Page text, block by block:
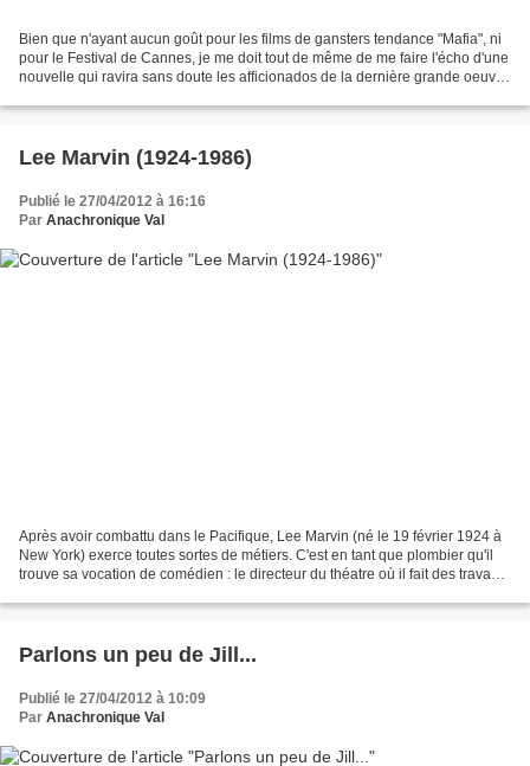
Bien que n'ayant aucun goût pour les films de gansters tendance "Mafia", ni
pour le Festival de Cannes, je me doit tout de même de me faire l'écho d'une
nouvelle qui ravira sans doute les afficionados de la dernière grande oeuvre
Lee Marvin (1924-1986)
Publié le 27/04/2012 à 16:16
Par Anachronique Val
Après avoir combattu dans le Pacifique, Lee Marvin (né le 19 février 1924 à
New York) exerce toutes sortes de métiers. C'est en tant que plombier qu'il
trouve sa vocation de comédien : le directeur du théatre où il fait des travaux
Parlons un peu de Jill...
Publié le 27/04/2012 à 10:09
Par Anachronique Val